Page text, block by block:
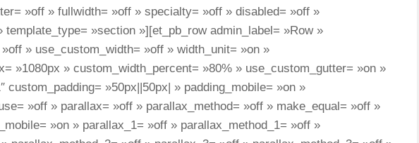
»off » fullwidth= »off » specialty= »off » disabled= »off »
template_type= »section »][et_pb_row admin_label= »Row »
» use_custom_width= »off » width_unit= »on »
»1080px » custom_width_percent= »80% » use_custom_gutter= »on »
custom_padding= »50px||50px| » padding_mobile= »on »
»off » parallax= »off » parallax_method= »off » make_equal= »off »
»on » parallax_1= »off » parallax_method_1= »off »